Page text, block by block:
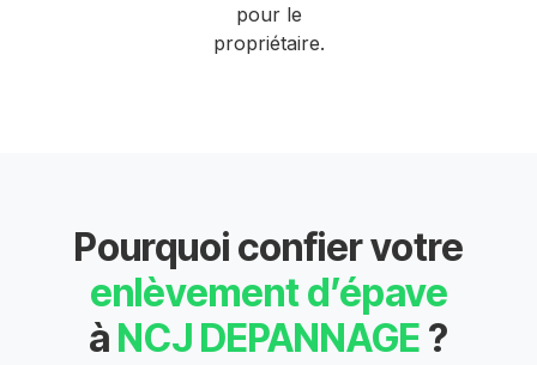
pour le
propriétaire.
Pourquoi confier votre
enlèvement d’épave
à NCJ DEPANNAGE ?